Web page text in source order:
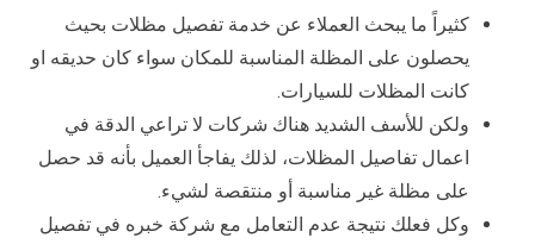
كثيراً ما يبحث العملاء عن خدمة تفصيل مظلات بحيث
يحصلون على المظلة المناسبة للمكان سواء كان حديقه او
كانت المظلات للسيارات.
ولكن للأسف الشديد هناك شركات لا تراعي الدقة في
اعمال تفاصيل المظلات، لذلك يفاجأ العميل بأنه قد حصل
على مظلة غير مناسبة أو منتقصة لشيء.
وكل فعلك نتيجة عدم التعامل مع شركة خبره في تفصيل